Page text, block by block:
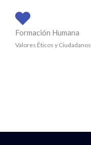
Formación Humana
Valores Éticos y Ciudadanos